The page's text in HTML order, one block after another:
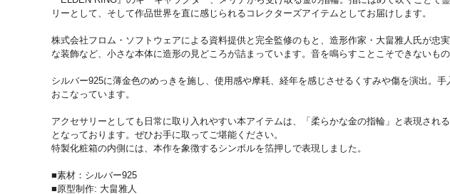
リーとして、そして作品世界を直に感じられるコレクターズアイテムとしてお届けします。
株式会社フロム・ソフトウェアによる資料提供と完全監修のもと、造形作家・大畠雅人氏が
な装飾など、小さな本体に造形の見どころが詰まっています。音を鳴らすことこそできないも
シルバー925に薄金色のめっきを施し、使用感や摩耗、経年を感じさせるくすみや傷を演出。
おこなっています。
アクセサリーとしても日常に取り入れやすい本アイテムは、「柔らかな金の指輪」と表現さ
となっております。ぜひお手に取ってご堪能ください。
特製化粧箱の内側には、本作を象徴するシンボルを箔押しで表現しました。
■素材：シルバー925
■原型制作: 大畠雅人